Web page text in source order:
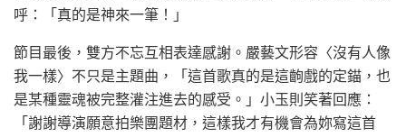
呼：「真的是神來一筆！」
節目最後，雙方不忘互相表達感謝。嚴藝文形容〈沒有人像
我一樣〉不只是主題曲，「這首歌真的是這齣戲的定錨，也
是某種靈魂被完整灌注進去的感受。」小玉則笑著回應：
「謝謝導演願意拍樂團題材，這樣我才有機會為妳寫這首